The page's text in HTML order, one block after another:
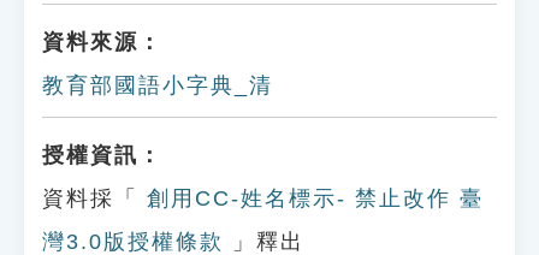
資料來源：
教育部國語小字典_清
授權資訊：
資料採「
創用CC-姓名標示- 禁止改作 臺
灣3.0版授權條款
」釋出